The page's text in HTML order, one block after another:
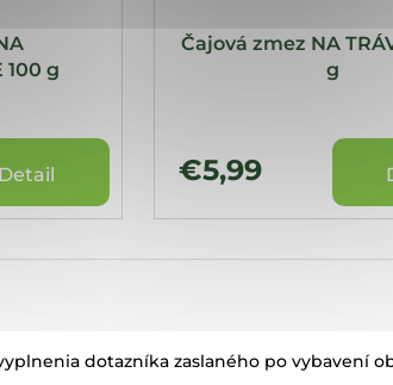
100 g
Detail
Čajová zmez NA
g
€5,99
dotazníka zaslaného po vybavení